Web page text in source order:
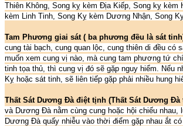
Thiên Không, Song kỵ kèm Địa Kiếp, Song kỵ kèm
kèm Linh Tinh, Song Kỵ kèm Dương Nhận, Song
Tam Phương giai sát ( ba phương đều là sát
cung tài bạch, cung quan lộc, cung thiên di đều có
muốn xem cung vị nào, mà cung tam phương tứ
tinh tọa thủ, thì cung vị đó sẽ gặp nguy hiểm. Nếu
Kỵ hoặc sát tinh, sẽ liên tiếp gặp phải nhiều hung
Thất Sát Dương Đà điệt tịnh (Thất Sát Dương Đà
và Dương Đà nằm cùng cung hoặc hội chiếu nhau,
Dương Đà quấy nhiễu vào thời điểm gặp nhau ắt có